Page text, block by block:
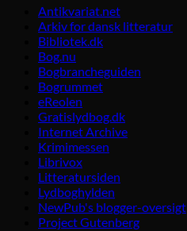
Antikvariat.net
Arkiv for dansk litteratur
Bibliotek.dk
Bog.nu
Bogbrancheguiden
Bogrummet
eReolen
Gratislydbog.dk
Internet Archive
Krimimessen
Librivox
Litteratursiden
Lydboghylden
NewPub's blogger-oversigt
Project Gutenberg